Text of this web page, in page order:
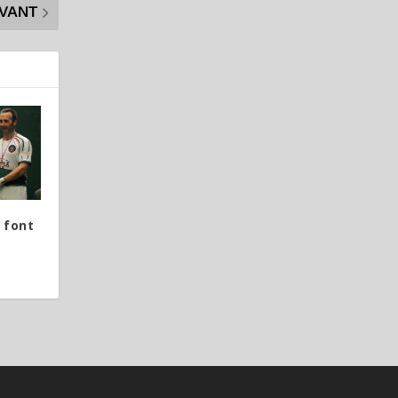
font